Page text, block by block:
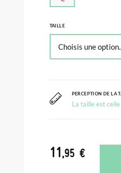
TAILLE
PERCEPTION DE LA
La taille est
11,95 €